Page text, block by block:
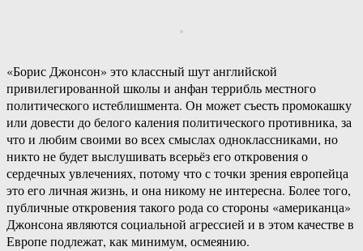
«Борис Джонсон» это классный шут английской
привилегированной школы и анфан террибль местного
политического истеблишмента. Он может съесть промокашку
или довести до белого каления политического противника, за
что и любим своими во всех смыслах одноклассниками, но
никто не будет выслушивать всерьёз его откровения о
сердечных увлечениях, потому что с точки зрения европейца
это его личная жизнь, и она никому не интересна. Более того,
публичные откровения такого рода со стороны «американца»
Джонсона являются социальной агрессией и в этом качестве в
Европе подлежат, как минимум, осмеянию.